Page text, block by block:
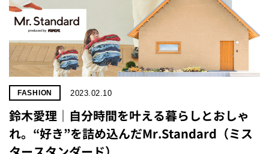
FASHION 2023.02.10
鈴木愛理｜自分時間を叶える暮らしとおしゃ
れ。“好き”を詰め込んだMr.Standard（ミス